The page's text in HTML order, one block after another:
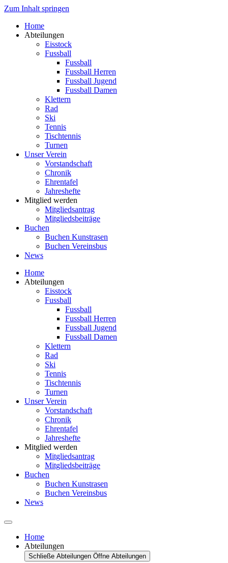
Zum Inhalt springen
Home
Abteilungen
Eisstock
Fussball
Fussball
Fussball Herren
Fussball Jugend
Fussball Damen
Klettern
Rad
Ski
Tennis
Tischtennis
Turnen
Unser Verein
Vorstandschaft
Chronik
Ehrentafel
Jahreshefte
Mitglied werden
Mitgliedsantrag
Mitgliedsbeiträge
Buchen
Buchen Kunstrasen
Buchen Vereinsbus
News
Home
Abteilungen
Eisstock
Fussball
Fussball
Fussball Herren
Fussball Jugend
Fussball Damen
Klettern
Rad
Ski
Tennis
Tischtennis
Turnen
Unser Verein
Vorstandschaft
Chronik
Ehrentafel
Jahreshefte
Mitglied werden
Mitgliedsantrag
Mitgliedsbeiträge
Buchen
Buchen Kunstrasen
Buchen Vereinsbus
News
Home
Abteilungen
Schließe Abteilungen Öffne Abteilungen